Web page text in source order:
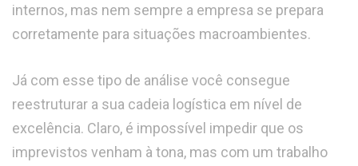
internos, mas nem sempre a empresa se prepara
corretamente para situações macroambientes.
Já com esse tipo de análise você consegue
reestruturar a sua cadeia logística em nível de
excelência. Claro, é impossível impedir que os
imprevistos venham à tona, mas com um trabalho